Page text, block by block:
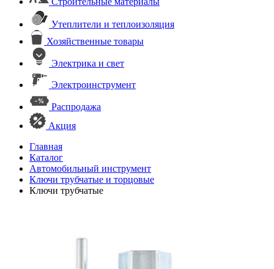
Утеплители и теплоизоляция
Хозяйственные товары
Электрика и свет
Электроинструмент
Распродажа
Акция
Главная
Каталог
Автомобильный инструмент
Ключи трубчатые и торцовые
Ключи трубчатые